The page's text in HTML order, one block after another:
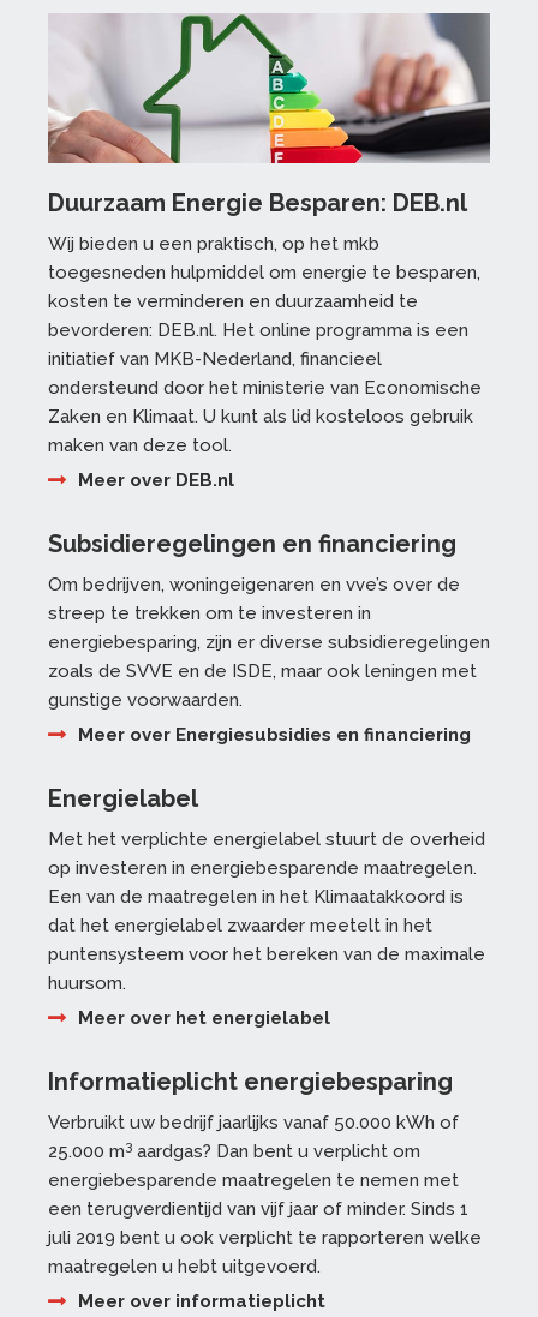
Duurzaam Energie Besparen: DEB.nl
Wij bieden u een praktisch, op het mkb
toegesneden hulpmiddel om energie te besparen,
kosten te verminderen en duurzaamheid te
bevorderen: DEB.nl. Het online programma is een
initiatief van MKB-Nederland, financieel
ondersteund door het ministerie van Economische
Zaken en Klimaat. U kunt als lid kosteloos gebruik
maken van deze tool.
Meer over DEB.nl
Subsidieregelingen en financiering
Om bedrijven, woningeigenaren en vve’s over de
streep te trekken om te investeren in
energiebesparing, zijn er diverse subsidieregelingen
zoals de SVVE en de ISDE, maar ook leningen met
gunstige voorwaarden.
Meer over Energiesubsidies en financiering
Energielabel
Met het verplichte energielabel stuurt de overheid
op investeren in energiebesparende maatregelen.
Een van de maatregelen in het Klimaatakkoord is
dat het energielabel zwaarder meetelt in het
puntensysteem voor het bereken van de maximale
huursom.
Meer over het energielabel
Informatieplicht energiebesparing
Verbruikt uw bedrijf jaarlijks vanaf 50.000 kWh of
25.000 m3 aardgas? Dan bent u verplicht om
energiebesparende maatregelen te nemen met
een terugverdientijd van vijf jaar of minder. Sinds 1
juli 2019 bent u ook verplicht te rapporteren welke
maatregelen u hebt uitgevoerd.
Meer over informatieplicht